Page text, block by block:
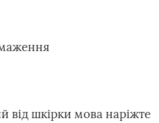
від шкірки мова наріжте